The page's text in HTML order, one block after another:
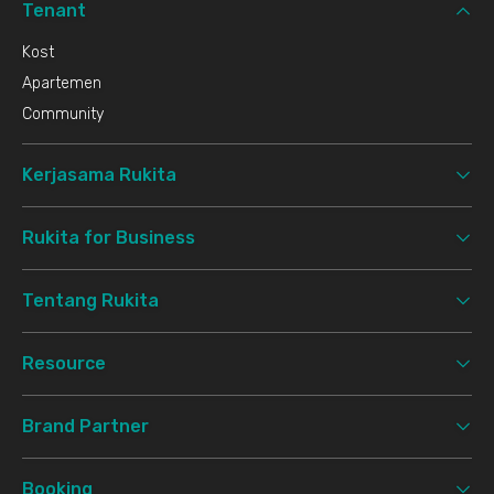
Tenant
Kost
Apartemen
Community
Kerjasama Rukita
Rukita for Business
Tentang Rukita
Resource
Brand Partner
Booking